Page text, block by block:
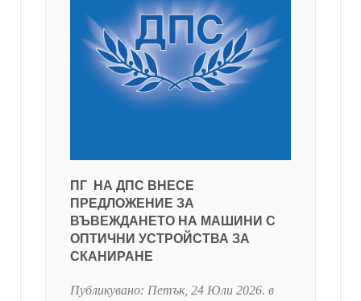
ПГ НА ДПС ВНЕСЕ
ПРЕДЛОЖЕНИЕ ЗА
ВЪВЕЖДАНЕТО НА МАШИНИ С
ОПТИЧНИ УСТРОЙСТВА ЗА
СКАНИРАНЕ
Публикувано: Петък, 24 Юли 2026. в